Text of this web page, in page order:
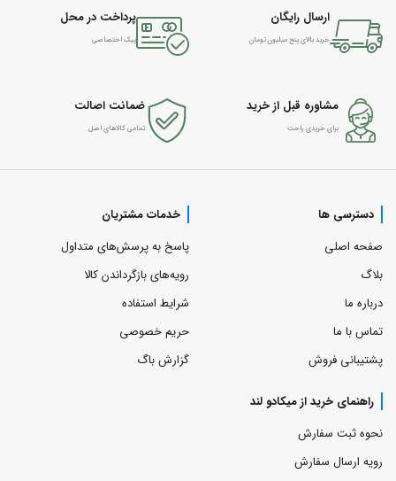
ارسال رایگان
خرید بالای پنج میلیون تومان
پرداخت در محل
پیک اختصاصی
مشاوره قبل از خرید
برای خریدی راحت
ضمانت اصالت
تمامی کالاهای اصل
دسترسی ها
صفحه اصلی
بلاگ
درباره ما
تماس با ما
پشتیبانی فروش
خدمات مشتریان
پاسخ به پرسش‌های متداول
رویه‌های بازگرداندن کالا
شرایط استفاده
حریم خصوصی
گزارش باگ
راهنمای خرید از میکادو لند
نحوه ثبت سفارش
رویه ارسال سفارش